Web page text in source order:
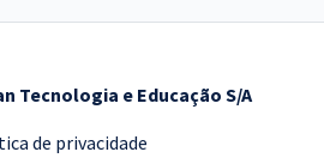
Tecnologia e Educação S/A
de privacidade